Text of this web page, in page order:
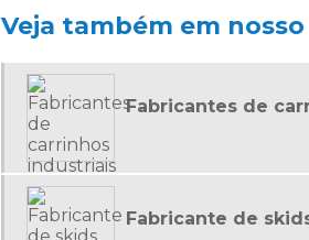
Veja também em
Fabricantes de
Fabricante de